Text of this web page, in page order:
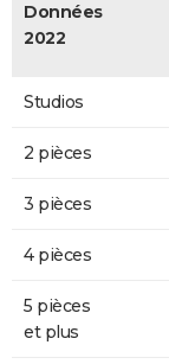
Données
2022
Studios
2 pièces
3 pièces
4 pièces
5 pièces
et plus